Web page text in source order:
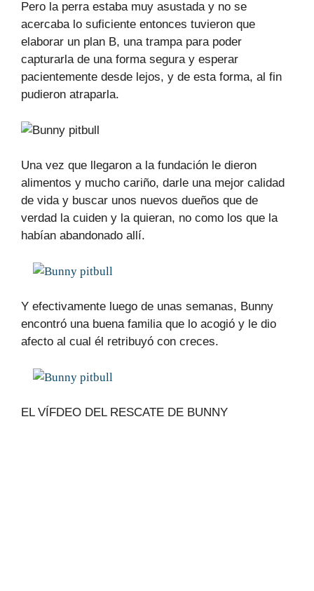
Pero la perra estaba muy asustada y no se
acercaba lo suficiente entonces tuvieron que
elaborar un plan B, una trampa para poder
capturarla de una forma segura y esperar
pacientemente desde lejos, y de esta forma, al fin
pudieron atraparla.
Una vez que llegaron a la fundación le dieron
alimentos y mucho cariño, darle una mejor calidad
de vida y buscar unos nuevos dueños que de
verdad la cuiden y la quieran, no como los que la
habían abandonado allí.
Y efectivamente luego de unas semanas, Bunny
encontró una buena familia que lo acogió y le dio
afecto al cual él retribuyó con creces.
EL VÍFDEO DEL RESCATE DE BUNNY